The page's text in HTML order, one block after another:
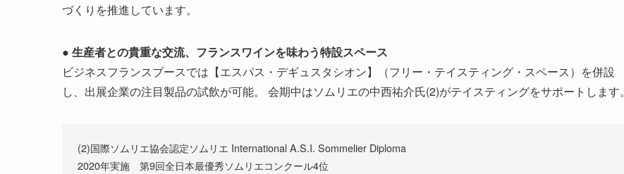
づくりを推進しています。
● 生産者との貴重な交流、フランスワインを味わう特設スペース
ビジネスフランスブースでは【エスパス・デギュスタシオン】（フリー・テイスティング・スペース）を併設
し、出展企業の注目製品の試飲が可能。 会期中はソムリエの中西祐介氏(2)がテイスティングをサポートします。
(2)国際ソムリエ協会認定ソムリエ International A.S.I. Sommelier Diploma
2020年実施 第9回全日本最優秀ソムリエコンクール4位